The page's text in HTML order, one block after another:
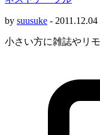
by suusuke - 2011.12.04
小さい方に雑誌やリ